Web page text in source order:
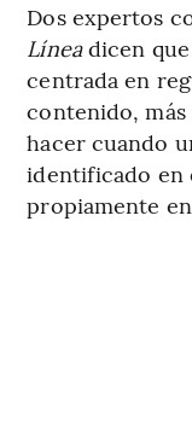
Dos expertos
Líneadicen que
centrada en
contenido, más
hacer cuando
identificado en
propiamente